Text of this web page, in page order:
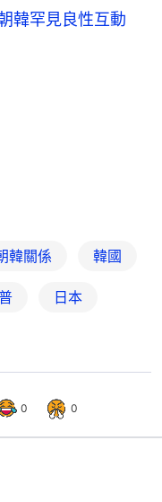
韓罕見良性互動
韓關係 韓國
日本
0 0